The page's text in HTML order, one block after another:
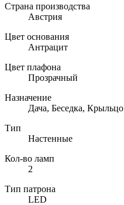
Страна производства
Австрия
Цвет основания
Антрацит
Цвет плафона
Прозрачный
Назначение
Дача, Беседка, Крыльцо
Тип
Настенные
Кол-во ламп
2
Тип патрона
LED